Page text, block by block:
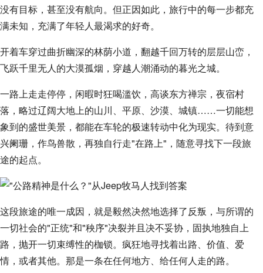
没有目标，甚至没有航向。但正因如此，旅行中的每一步都充
满未知，充满了年轻人最渴求的好奇。
开着车穿过曲折幽深的林荫小道，翻越千回万转的层层山峦，
飞跃千里无人的大漠孤烟，穿越人潮涌动的暮光之城。
一路上走走停停，闲暇时狂喝滥饮，高谈东方禅宗，夜宿村
落，略过辽阔大地上的山川、平原、沙漠、城镇……一切能想
象到的盛世美景，都能在车轮的极速转动中化为现实。待到意
兴阑珊，作鸟兽散，再独自行走"在路上"，随意寻找下一段旅
途的起点。
这段旅途的唯一成因，就是毅然决然地选择了反叛，与所谓的
一切社会的"正统"和"秧序"决裂并且决不妥协，固执地独自上
路，抛开一切束缚性的枷锁。疯狂地寻找着出路、价值、爱
情，或者其他。那是一条在任何地方、给任何人走的路。